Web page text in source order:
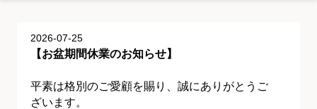
2026-07-25
【お盆期間休業のお知らせ】
平素は格別のご愛顧を賜り、誠にありがとうご
ざいます。